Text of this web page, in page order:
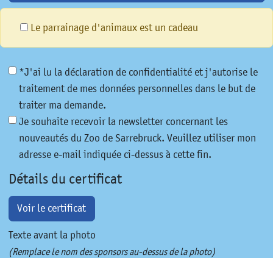
Le parrainage d'animaux est un cadeau
*J'ai lu la déclaration de confidentialité et j'autorise le
traitement de mes données personnelles dans le but de
traiter ma demande.
Je souhaite recevoir la newsletter concernant les
nouveautés du Zoo de Sarrebruck. Veuillez utiliser mon
adresse e-mail indiquée ci-dessus à cette fin.
Détails du certificat
Voir le certificat
Texte avant la photo
(Remplace le nom des sponsors au-dessus de la photo)